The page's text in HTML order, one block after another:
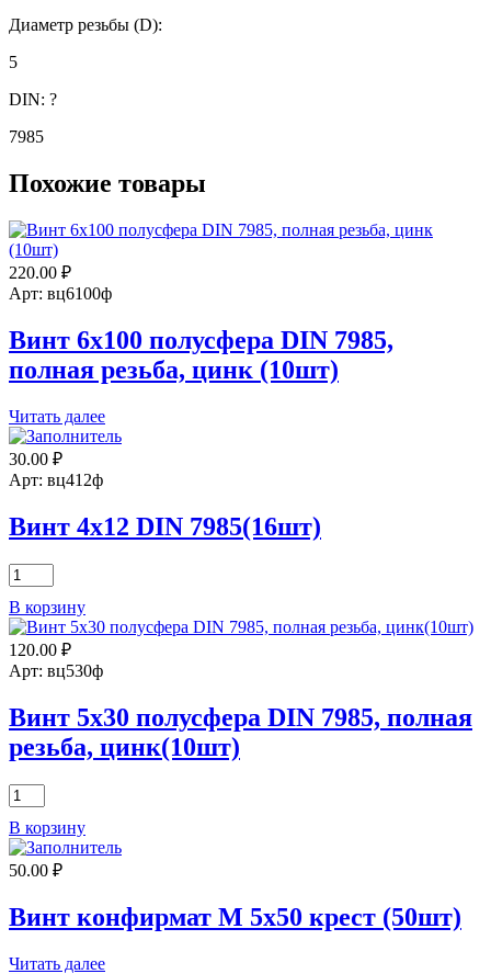
Диаметр резьбы (D):
5
DIN: ?
7985
Похожие товары
220.00 ₽
Арт: вц6100ф
Винт 6х100 полусфера DIN 7985,
полная резьба, цинк (10шт)
Читать далее
30.00 ₽
Арт: вц412ф
Винт 4х12 DIN 7985(16шт)
Количество
товара
Винт
4х12
DIN
7985(16шт)
В корзину
120.00 ₽
Арт: вц530ф
Винт 5х30 полусфера DIN 7985, полная
резьба, цинк(10шт)
Количество
товара
Винт
5х30
полусфера
7985,
полная
цинк(10шт)
В корзину
50.00 ₽
Винт конфирмат М 5х50 крест (50шт)
Читать далее